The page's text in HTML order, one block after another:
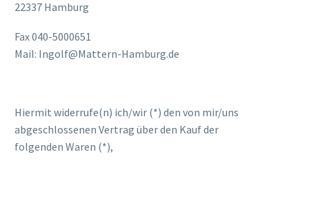
22337 Hamburg
Fax 040-5000651
Mail: Ingolf@Mattern-Hamburg.de
Hiermit widerrufe(n) ich/wir (*) den von mir/uns
abgeschlossenen Vertrag über den Kauf der
folgenden Waren (*),